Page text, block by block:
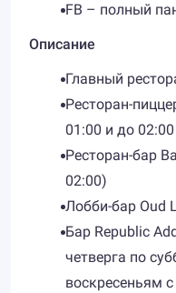
FB – полный
Описание
Главный
Ресторан-
01:00 и до
Ресторан-бар
02:00)
Лобби-бар Oud
Бар Republic
четверга по
воскресеньям